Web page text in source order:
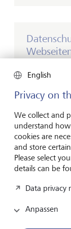
English
Privacy on
We collect and
understand
cookies are
and store
Please select
details can be
Data privacy
Anpassen